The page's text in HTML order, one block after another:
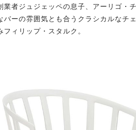
業者ジュジェッペの息子、アーリゴ・
バーの雰囲気とも合うクラシカルなチ
ィリップ・スタルク。